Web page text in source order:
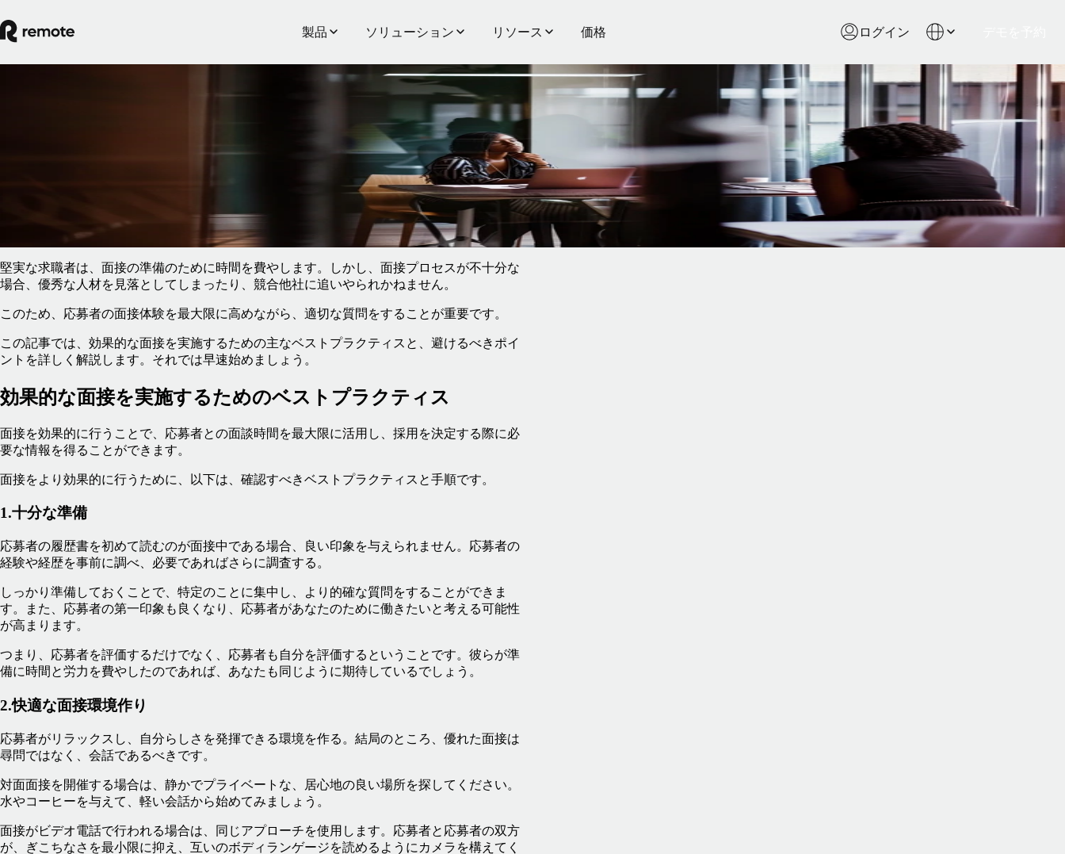
製品 ソリューション リソース 価格 ログイン
ベストプラクティスの聞き取り調査:雇用主
堅実な求職者は、面接の準備のために時間を費やします。しかし、面接プロセスが不十分な
場合、優秀な人材を見落としてしまったり、競合他社に追いやられかねません。
このため、応募者の面接体験を最大限に高めながら、適切な質問をすることが重要です。
この記事では、効果的な面接を実施するための主なベストプラクティスと、避けるべきポイ
ントを詳しく解説します。それでは早速始めましょう。
効果的な面接を実施するためのベストプラクティス
面接を効果的に行うことで、応募者との面談時間を最大限に活用し、採用を決定する際に必
要な情報を得ることができます。
面接をより効果的に行うために、以下は、確認すべきベストプラクティスと手順です。
1.十分な準備
応募者の履歴書を初めて読むのが面接中である場合、良い印象を与えられません。応募者の
経験や経歴を事前に調べ、必要であればさらに調査する。
しっかり準備しておくことで、特定のことに集中し、より的確な質問をすることができま
す。また、応募者の第一印象も良くなり、応募者があなたのために働きたいと考える可能性
が高まります。
つまり、応募者を評価するだけでなく、応募者も自分を評価するということです。彼らが準
備に時間と労力を費やしたのであれば、あなたも同じように期待しているでしょう。
2.快適な面接環境作り
応募者がリラックスし、自分らしさを発揮できる環境を作る。結局のところ、優れた面接は
尋問ではなく、会話であるべきです。
対面面接を開催する場合は、静かでプライベートな、居心地の良い場所を探してください。
水やコーヒーを与えて、軽い会話から始めてみましょう。
面接がビデオ電話で行われる場合は、同じアプローチを使用します。応募者と応募者の双方
が、ぎこちなさを最小限に抑え、互いのボディランゲージを読めるようにカメラを構えてく